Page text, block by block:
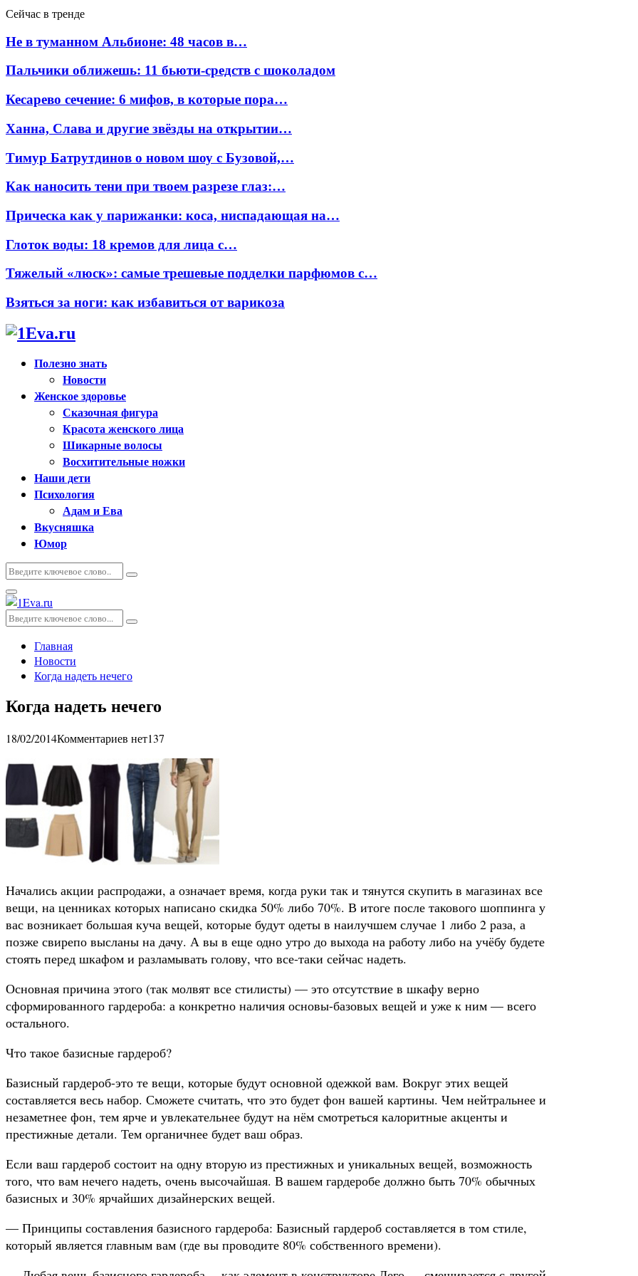
Сейчас в тренде
Не в туманном Альбионе: 48 часов в…
Пальчики оближешь: 11 бьюти-средств с шоколадом
Кесарево сечение: 6 мифов, в которые пора…
Ханна, Слава и другие звёзды на открытии…
Тимур Батрутдинов о новом шоу с Бузовой,…
Как наносить тени при твоем разрезе глаз:…
Прическа как у парижанки: коса, ниспадающая на…
Глоток воды: 18 кремов для лица с…
Тяжелый «люск»: самые трешевые подделки парфюмов с…
Взяться за ноги: как избавиться от варикоза
Полезно знать
Новости
Женское здоровье
Сказочная фигура
Красота женского лица
Шикарные волосы
Восхитительные ножки
Наши дети
Психология
Адам и Ева
Вкусняшка
Юмор
Искать:
Поиск
Основное
меню
Искать:
Поиск
Главная
Новости
Когда надеть нечего
Когда надеть нечего
18/02/2014Комментариев нет137
Начались акции распродажи, а означает время, когда руки так и тянутся скупить в магазинах все
вещи, на ценниках которых написано скидка 50% либо 70%. В итоге после такового шоппинга у
вас возникает большая куча вещей, которые будут одеты в наилучшем случае 1 либо 2 раза, а
позже свирепо высланы на дачу. А вы в еще одно утро до выхода на работу либо на учёбу будете
стоять перед шкафом и разламывать голову, что все-таки сейчас надеть.
Основная причина этого (так молвят все стилисты) — это отсутствие в шкафу верно
сформированного гардероба: а конкретно наличия основы-базовых вещей и уже к ним — всего
остального.
Что такое базисные гардероб?
Базисный гардероб-это те вещи, которые будут основной одежкой вам. Вокруг этих вещей
составляется весь набор. Сможете считать, что это будет фон вашей картины. Чем нейтральнее и
незаметнее фон, тем ярче и увлекательнее будут на нём смотреться калоритные акценты и
престижные детали. Тем органичнее будет ваш образ.
Если ваш гардероб состоит на одну вторую из престижных и уникальных вещей, возможность
того, что вам нечего надеть, очень высочайшая. В вашем гардеробе должно быть 70% обычных
базисных и 30% ярчайших дизайнерских вещей.
— Принципы составления базисного гардероба: Базисный гардероб составляется в том стиле,
который является главным вам (где вы проводите 80% собственного времени).